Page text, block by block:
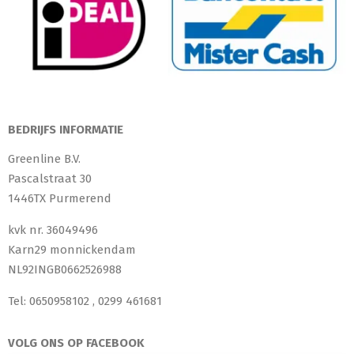
BEDRIJFS INFORMATIE
Greenline B.V.
Pascalstraat 30
1446TX Purmerend
kvk nr. 36049496
Karn29 monnickendam
NL92INGB0662526988
Tel: 0650958102 , 0299 461681
VOLG ONS OP FACEBOOK